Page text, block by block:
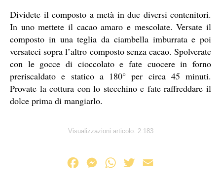
Dividete il composto a metà in due diversi contenitori.
In uno mettete il cacao amaro e mescolate. Versate il
composto in una teglia da ciambella imburrata e poi
versateci sopra l’altro composto senza cacao. Spolverate
con le gocce di cioccolato e fate cuocere in forno
preriscaldato e statico a 180° per circa 45 minuti.
Provate la cottura con lo stecchino e fate raffreddare il
dolce prima di mangiarlo.
Visualizzazioni articolo: 2.183
M
W